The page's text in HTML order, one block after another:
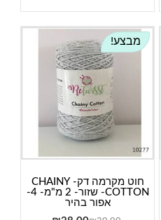
מבצע!
חוט מקרמה דק- CHAINY
COTTON- שזור- 2 מ"מ- 4-
אפור בהיר